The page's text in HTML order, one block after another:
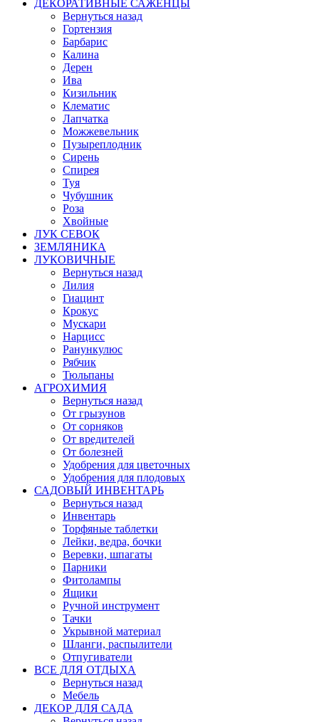
ДЕКОРАТИВНЫЕ САЖЕНЦЫ
Вернуться назад
Гортензия
Барбарис
Калина
Дерен
Ива
Кизильник
Клематис
Лапчатка
Можжевельник
Пузыреплодник
Сирень
Спирея
Туя
Чубушник
Роза
Хвойные
ЛУК СЕВОК
ЗЕМЛЯНИКА
ЛУКОВИЧНЫЕ
Вернуться назад
Лилия
Гиацинт
Крокус
Мускари
Нарцисс
Ранункулюс
Рябчик
Тюльпаны
АГРОХИМИЯ
Вернуться назад
От грызунов
От сорняков
От вредителей
От болезней
Удобрения для цветочных
Удобрения для плодовых
САДОВЫЙ ИНВЕНТАРЬ
Вернуться назад
Инвентарь
Торфяные таблетки
Лейки, ведра, бочки
Веревки, шпагаты
Парники
Фитолампы
Ящики
Ручной инструмент
Тачки
Укрывной материал
Шланги, распылители
Отпугиватели
ВСЕ ДЛЯ ОТДЫХА
Вернуться назад
Мебель
ДЕКОР ДЛЯ САДА